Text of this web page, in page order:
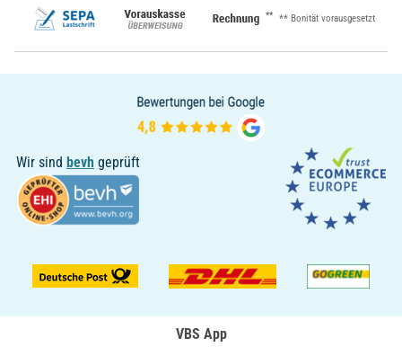
** ** Bonität vorausgesetzt
Wir sind bevh geprüft
VBS App